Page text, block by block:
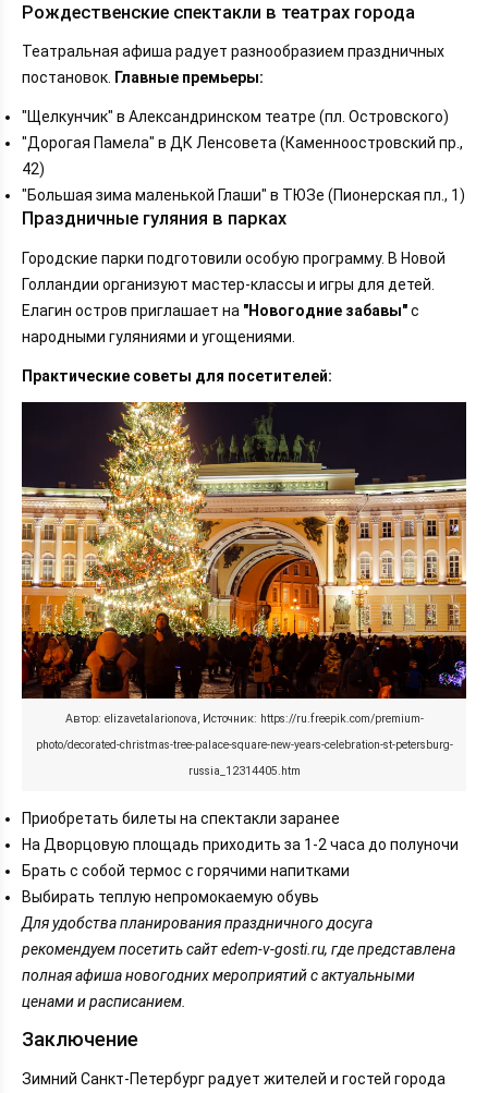
Рождественские спектакли в театрах города
Театральная афиша радует разнообразием праздничных
постановок. Главные премьеры:
"Щелкунчик" в Александринском театре (пл. Островского)
"Дорогая Памела" в ДК Ленсовета (Каменноостровский пр.,
42)
"Большая зима маленькой Глаши" в ТЮЗе (Пионерская пл., 1)
Праздничные гуляния в парках
Городские парки подготовили особую программу. В Новой
Голландии организуют мастер-классы и игры для детей.
Елагин остров приглашает на "Новогодние забавы"с
народными гуляниями и угощениями.
Практические советы для посетителей:
Автор: elizavetalarionova, Источник: https://ru.freepik.com/premium-
photo/decorated-christmas-tree-palace-square-new-years-celebration-st-petersburg-
russia_12314405.htm
Приобретать билеты на спектакли заранее
На Дворцовую площадь приходить за 1-2 часа до полуночи
Брать с собой термос с горячими напитками
Выбирать теплую непромокаемую обувь
Для удобства планирования праздничного досуга
рекомендуем посетить сайт edem-v-gosti.ru, где представлена
полная афиша новогодних мероприятий с актуальными
ценами и расписанием.
Заключение
Зимний Санкт-Петербург радует жителей и гостей города